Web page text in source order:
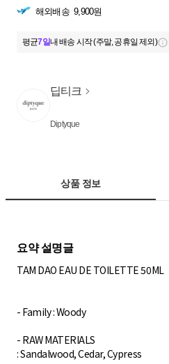
해외배송 9,900원
평균7일내 배송 시작 (주말, 공휴일 제외)
딥티크
Diptyque
상품 정보
요약 설명글
TAM DAO EAU DE TOILETTE 50ML
- Family : Woody
- RAW MATERIALS
: Sandalwood, Cedar, Cypress